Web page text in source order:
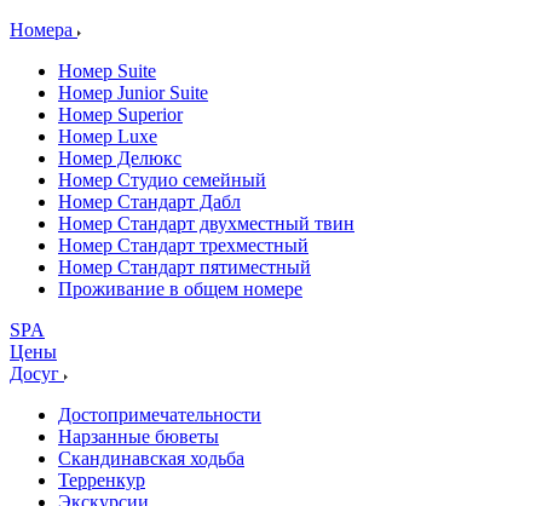
Номера
Номер Suite
Номер Junior Suite
Номер Superior
Номер Luxe
Номер Делюкс
Номер Студио семейный
Номер Стандарт Дабл
Номер Стандарт двухместный твин
Номер Стандарт трехместный
Номер Стандарт пятиместный
Проживание в общем номере
SPA
Цены
Досуг
Достопримечательности
Нарзанные бюветы
Скандинавская ходьба
Терренкур
Экскурсии